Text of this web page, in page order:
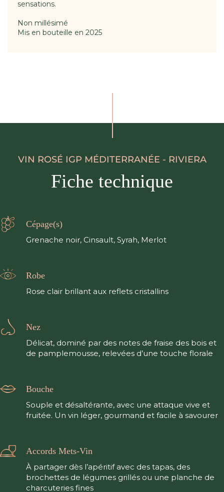
sensations.
Non millésimé
Mis en bouteille en 2025
VIN ROSÉ IGP MÉDITERRANÉE - RIVIERA
Fiche technique
Cépage(s)
Grenache noir, Cinsault, Syrah, Merlot
Robe
Rose clair brillant aux reflets cristallins
Nez
Délicat, dominé par des notes de fraise des bois et
de pamplemousse, relevées d’une touche florale
Bouche
Souple et désaltérante, avec une attaque vive et
fruitée. Un vin léger, gourmand et facile à savourer
Accords Mets-Vin
À partager dès l’apéritif avec des tapas, des
brochettes de légumes grillés ou une planche de
charcuteries fines